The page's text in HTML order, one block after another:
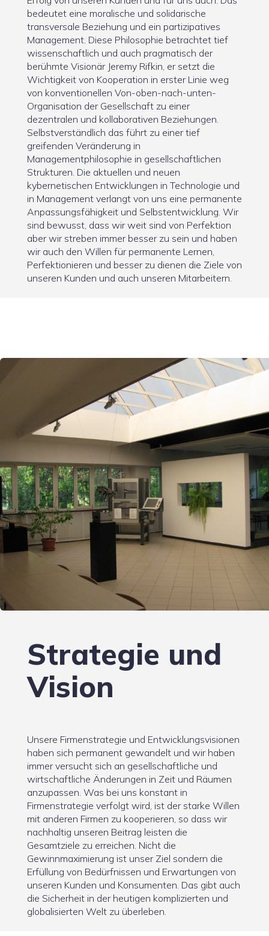
bedeutet eine moralische und solidarische
transversale Beziehung und ein partizipatives
Management. Diese Philosophie betrachtet tief
wissenschaftlich und auch pragmatisch der
berühmte Visionär Jeremy Rifkin, er setzt die
Wichtigkeit von Kooperation in erster Linie weg
von konventionellen Von-oben-nach-unten-
Organisation der Gesellschaft zu einer
dezentralen und kollaborativen Beziehungen.
Selbstverständlich das führt zu einer tief
greifenden Veränderung in
Managementphilosophie in gesellschaftlichen
Strukturen. Die aktuellen und neuen
kybernetischen Entwicklungen in Technologie und
in Management verlangt von uns eine permanente
Anpassungsfähigkeit und Selbstentwicklung. Wir
sind bewusst, dass wir weit sind von Perfektion
aber wir streben immer besser zu sein und haben
wir auch den Willen für permanente Lernen,
Perfektionieren und besser zu dienen die Ziele von
unseren Kunden und auch unseren Mitarbeitern.
Strategie und
Vision
Unsere Firmenstrategie und Entwicklungsvisionen
haben sich permanent gewandelt und wir haben
immer versucht sich an gesellschaftliche und
wirtschaftliche Änderungen in Zeit und Räumen
anzupassen. Was bei uns konstant in
Firmenstrategie verfolgt wird, ist der starke Willen
mit anderen Firmen zu kooperieren, so dass wir
nachhaltig unseren Beitrag leisten die
Gesamtziele zu erreichen. Nicht die
Gewinnmaximierung ist unser Ziel sondern die
Erfüllung von Bedürfnissen und Erwartungen von
unseren Kunden und Konsumenten. Das gibt auch
die Sicherheit in der heutigen komplizierten und
globalisierten Welt zu überleben.